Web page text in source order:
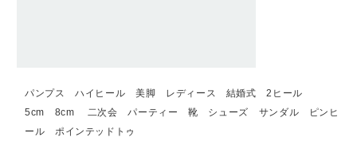
パンプス ハイヒール 美脚 レディース 結婚式 2ヒール
5cm 8cm 二次会 パーティー 靴 シューズ サンダル ピンヒ
ール ポインテッドトゥ